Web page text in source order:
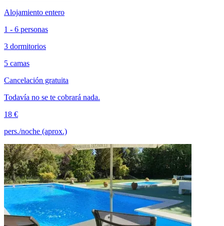
Alojamiento entero
1 - 6 personas
3 dormitorios
5 camas
Cancelación gratuita
Todavía no se te cobrará nada.
18 €
pers./noche (aprox.)